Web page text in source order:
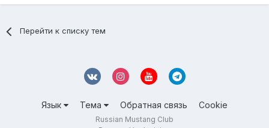
Перейти к списку тем
Язык Тема Обратная связь Cookie
Russian Mustang Club